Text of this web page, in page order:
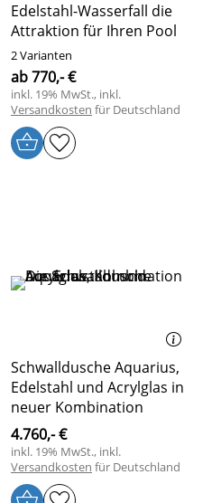
Edelstahl-Wasserfall die
Attraktion für Ihren Pool
2 Varianten
ab 770,- €
inkl. 19% MwSt., inkl.
Versandkosten für Deutschland
Schwalldusche Aquarius,
Edelstahl und Acrylglas in
neuer Kombination
4.760,- €
inkl. 19% MwSt., inkl.
Versandkosten für Deutschland